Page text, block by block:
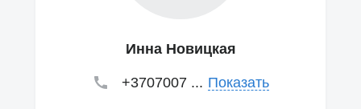
Инна Новицкая
+3707007 ... Показать